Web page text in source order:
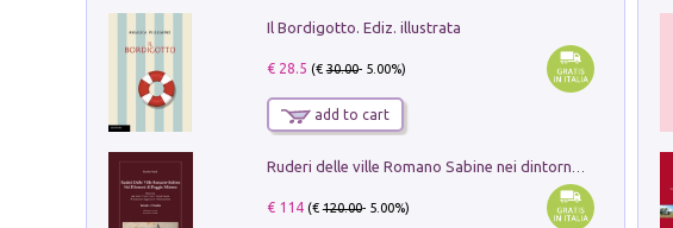
Il Bordigotto. Ediz. illustrata
€ 28.5 (€30.00- 5.00%)
add to cart
€ 114(€120.00- 5.00%)